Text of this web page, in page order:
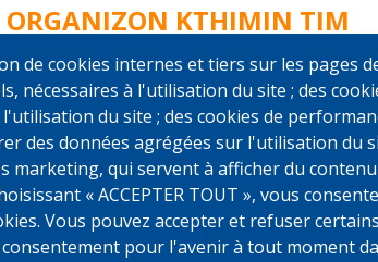
ORGANIZON KTHIMIN TIM
mund t’ju ndihmojë të ktheheni një herë. Udhëtimi i
së bashku me Organizatën Ndërkombëtare për
de cookies internes et tiers sur les pages
nécessaires à l'utilisation du site ; des
du site ; des cookies de
des données agrégées sur l'utilisation du
marketing, qui servent à afficher du
« ACCEPTER TOUT », vous
Vous pouvez accepter et refuser
pour l'avenir à tout moment